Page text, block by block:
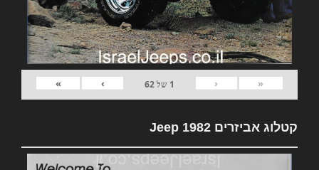
«
‹
1 של62
›
»
קטלוג אביזרים 1982 Jeep